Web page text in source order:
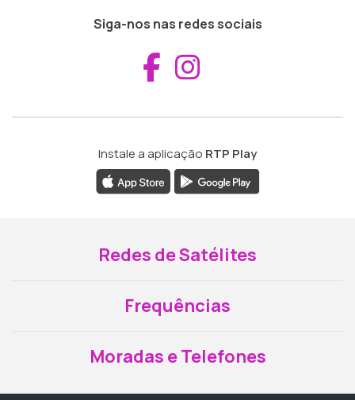
Siga-nos nas redes sociais
Aceder ao
Instale a aplicação RTP Play
Redes de Satélites
Frequências
Moradas e Telefones